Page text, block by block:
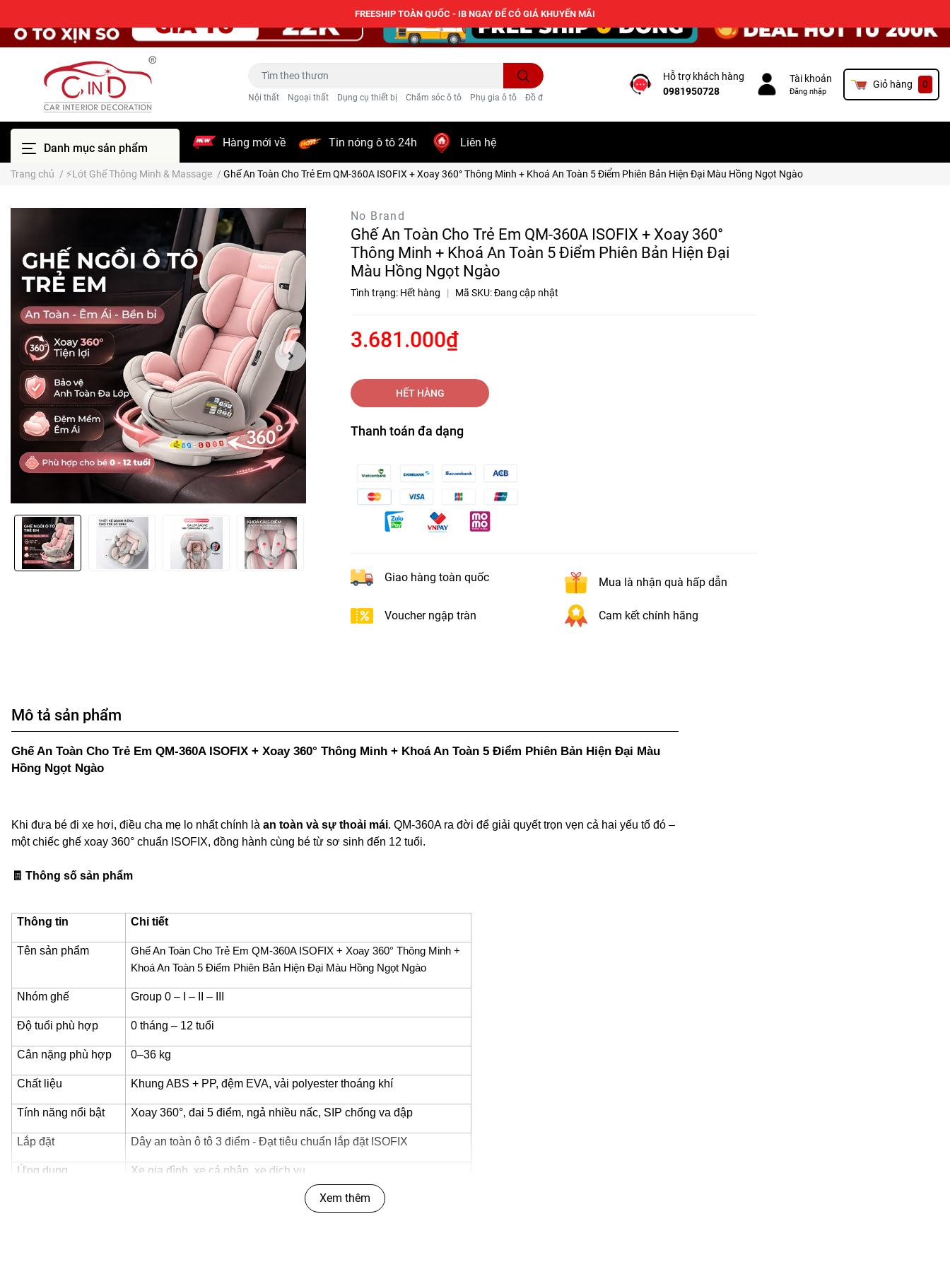
Nội thất Ngoại thất Dụng cụ thiết bị Chăm sóc ô tô Phụ gia ô tô Đồ điện ô tô
Hỗ trợ khách hàng
0981950728
Tài khoản
Đăng nhập
Giỏ hàng 0
Danh mục sản phẩm Hàng mới về Tin nóng ô tô 24h Liên hệ
Trang chủ / ⚡Lót Ghế Thông Minh & Massage / Ghế An Toàn Cho Trẻ Em QM-360A ISOFIX + Xoay 360° Thông Minh + Khoá An Toàn 5 Điểm Phiên Bản Hiện Đại Màu Hồng Ngọt Ngào
No Brand
Ghế An Toàn Cho Trẻ Em QM-360A ISOFIX + Xoay 360°
Thông Minh + Khoá An Toàn 5 Điểm Phiên Bản Hiện Đại
Màu Hồng Ngọt Ngào
Tình trạng: Hết hàng | Mã SKU:Đang cập nhật
3.681.000₫
HẾT HÀNG
Thanh toán đa dạng
Giao hàng toàn quốc Mua là nhận quà hấp dẫn
Voucher ngập tràn Cam kết chính hãng
Mô tả sản phẩm
Ghế An Toàn Cho Trẻ Em QM-360A ISOFIX + Xoay 360° Thông Minh + Khoá An Toàn 5 Điểm Phiên Bản Hiện Đại Màu
Hồng Ngọt Ngào
Khi đưa bé đi xe hơi, điều cha mẹ lo nhất chính là an toàn và sự thoải mái. QM-360A ra đời để giải quyết trọn vẹn cả hai yếu tố đó –
một chiếc ghế xoay 360° chuẩn ISOFIX, đồng hành cùng bé từ sơ sinh đến 12 tuổi.
🧾 Thông số sản phẩm
Thông tin Chi tiết
Tên sản phẩm
Ghế An Toàn Cho Trẻ Em QM-360A ISOFIX + Xoay 360° Thông Minh +
Khoá An Toàn 5 Điểm Phiên Bản Hiện Đại Màu Hồng Ngọt Ngào
Nhóm ghế Group 0 – I – II – III
Độ tuổi phù hợp 0 tháng – 12 tuổi
Cân nặng phù hợp 0–36 kg
Chất liệu Khung ABS + PP, đệm EVA, vải polyester thoáng khí
Tính năng nổi bật Xoay 360°, đai 5 điểm, ngả nhiều nấc, SIP chống va đập
Lắp đặt Dây an toàn ô tô 3 điểm - Đạt tiêu chuẩn lắp đặt ISOFIX
Ứng dụng Xe gia đình, xe cá nhân, xe dịch vụ
Xem thêm
FREESHIP TOÀN QUỐC - IB NGAY ĐỂ CÓ GIÁ KHUYẾN MÃI